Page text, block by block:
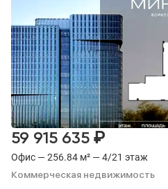
Офис — 256.84 м² — 4/21 этаж
Коммерческая недвижимость
59 915 635 ₽